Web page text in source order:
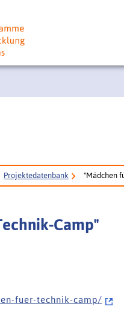
Projektedatenbank "Mädchen
Camp"
n - f u e r - t e c h n i k - c a m p /